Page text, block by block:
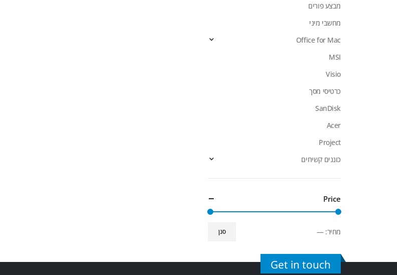
מבצע פורים
מחשבי מיני
Office for Mac
MSI
Visio
כרטיסי מסך
SanDisk
Acer
Project
כוננים קשיחים
Price
סנן מחיר:—
Get in touch